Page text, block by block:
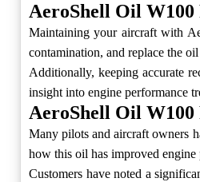
AeroShell Oil
Maintaining your aircraft with
contamination, and replace the
Additionally, keeping accurate
insight into engine performance
AeroShell Oil W100
Many pilots and aircraft owners
how this oil has improved engine
Customers have noted a